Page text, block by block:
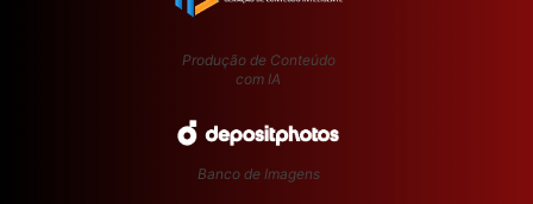
Produção de Conteúdo
com IA
Banco de Imagens